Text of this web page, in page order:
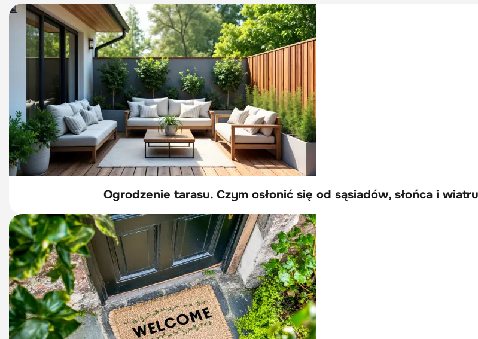
Ogrodzenie tarasu. Czym osłonić się od sąsiadów, słońca i